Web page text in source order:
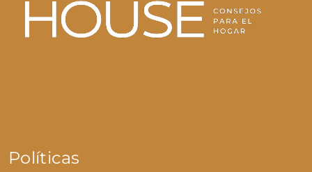
Políticas